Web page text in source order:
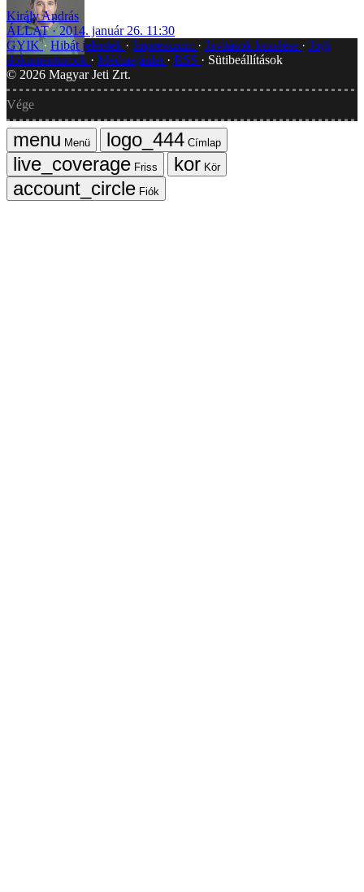
Király András
ÁLLAT
2014. január 26. 11:30
GYIK Hibát jelentek Impresszum Javítások kezelése
Jogi
dokumentumok
Médiaajánlat RSS
Sütibeállítások
© 2026 Magyar Jeti Zrt.
Vége
Menü
Címlap
Friss
Kör
Fiók